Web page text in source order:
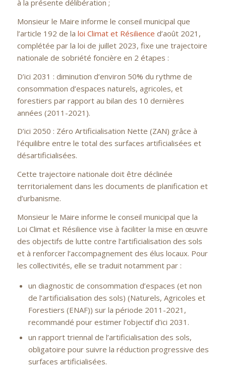
à la présente délibération ;
Monsieur le Maire informe le conseil municipal que
l’article 192 de la loi Climat et Résilience d’août 2021,
complétée par la loi de juillet 2023, fixe une trajectoire
nationale de sobriété foncière en 2 étapes :
D’ici 2031 : diminution d’environ 50% du rythme de
consommation d’espaces naturels, agricoles, et
forestiers par rapport au bilan des 10 dernières
années (2011-2021).
D’ici 2050 : Zéro Artificialisation Nette (ZAN) grâce à
l’équilibre entre le total des surfaces artificialisées et
désartificialisées.
Cette trajectoire nationale doit être déclinée
territorialement dans les documents de planification et
d’urbanisme.
Monsieur le Maire informe le conseil municipal que la
Loi Climat et Résilience vise à faciliter la mise en œuvre
des objectifs de lutte contre l’artificialisation des sols
et à renforcer l’accompagnement des élus locaux. Pour
les collectivités, elle se traduit notamment par :
un diagnostic de consommation d’espaces (et non
de l’artificialisation des sols) (Naturels, Agricoles et
Forestiers (ENAF)) sur la période 2011-2021,
recommandé pour estimer l’objectif d’ici 2031.
un rapport triennal de l’artificialisation des sols,
obligatoire pour suivre la réduction progressive des
surfaces artificialisées.